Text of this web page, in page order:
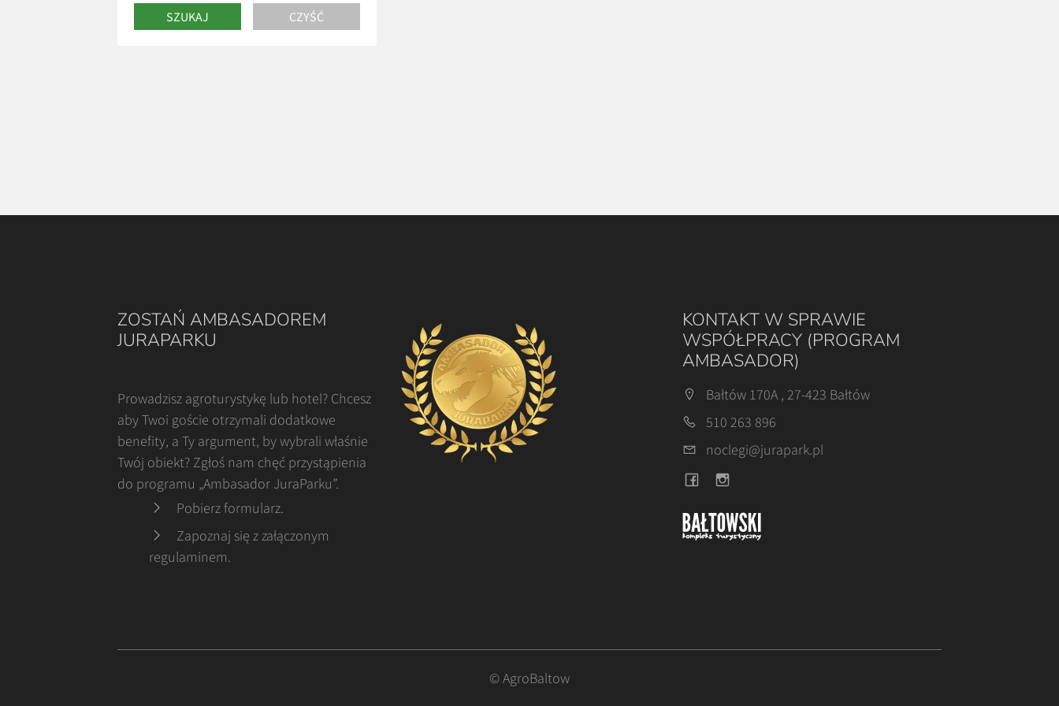
ZOSTAŃ AMBASADOREM
JURAPARKU
Prowadzisz agroturystykę lub hotel? Chcesz
aby Twoi goście otrzymali dodatkowe
benefity, a Ty argument, by wybrali właśnie
Twój obiekt? Zgłoś nam chęć przystąpienia
do programu „Ambasador JuraParku”.
Pobierz formularz.
Zapoznaj się z załączonym
regulaminem.
KONTAKT W SPRAWIE
WSPÓŁPRACY (PROGRAM
AMBASADOR)
Bałtów 170A , 27-423 Bałtów
510 263 896
noclegi@jurapark.pl
© AgroBaltow